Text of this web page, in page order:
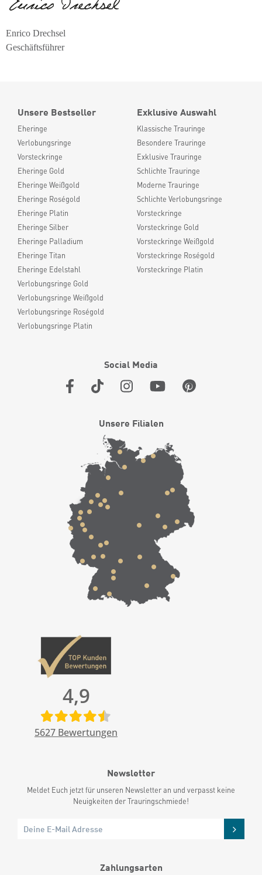
Enrico Drechsel
Geschäftsführer
Unsere Bestseller
Eheringe
Verlobungsringe
Vorsteckringe
Eheringe Gold
Eheringe Weißgold
Eheringe Roségold
Eheringe Platin
Eheringe Silber
Eheringe Palladium
Eheringe Titan
Eheringe Edelstahl
Verlobungsringe Gold
Verlobungsringe Weißgold
Verlobungsringe Roségold
Verlobungsringe Platin
Exklusive Auswahl
Klassische Trauringe
Besondere Trauringe
Exklusive Trauringe
Schlichte Trauringe
Moderne Trauringe
Schlichte Verlobungsringe
Vorsteckringe
Vorsteckringe Gold
Vorsteckringe Weißgold
Vorsteckringe Roségold
Vorsteckringe Platin
Social Media
Unsere Filialen
4,9
5627 Bewertungen
Newsletter
Meldet Euch jetzt für unseren Newsletter an und verpasst keine
Neuigkeiten der Trauringschmiede!
Zahlungsarten